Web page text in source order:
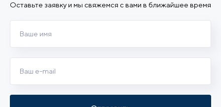
Оставьте заявку и мы свяжемся с вами в ближайшее время